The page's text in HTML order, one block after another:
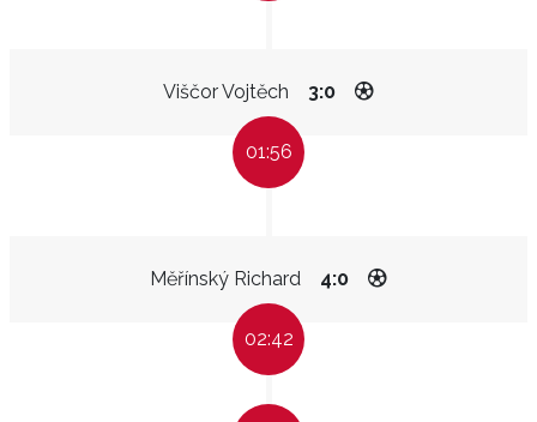
Viščor Vojtěch 3:0
01:56
Měřínský Richard 4:0
02:42